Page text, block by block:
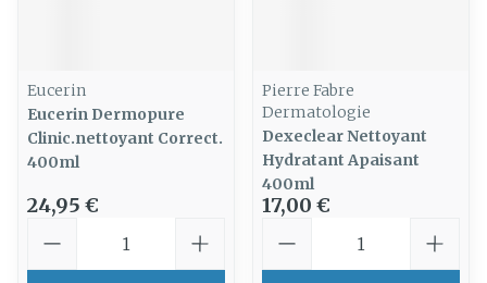
Eucerin
Eucerin Dermopure
Clinic.nettoyant Correct.
400ml
24,95 €
Pierre Fabre
Dermatologie
Dexeclear Nettoyant
Hydratant Apaisant
400ml
17,00 €